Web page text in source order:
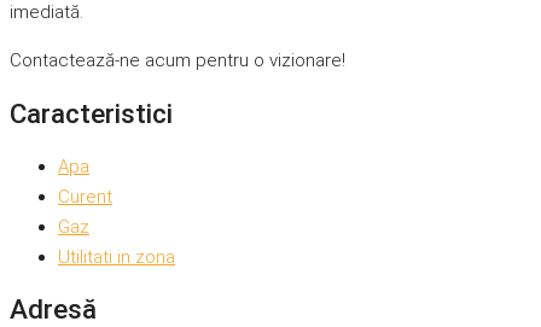
imediată.
Contactează-ne acum pentru o vizionare!
Caracteristici
Apa
Curent
Gaz
Utilitati in zona
Adresă